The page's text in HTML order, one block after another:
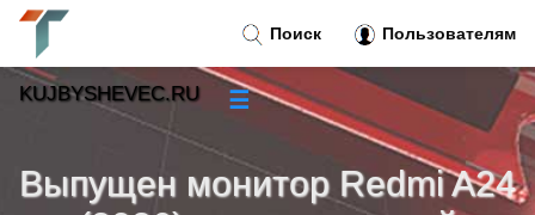
Выпущен монитор Redmi A24
Поиск Пользователям
KUJBYSHEVEC.RU ☰
Новости»
Тренды новостей»